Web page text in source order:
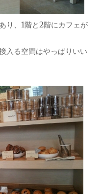
り、1階と2階にカフェが
入る空間はやっぱりいい